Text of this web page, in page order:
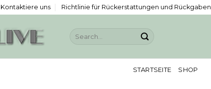
Kontaktiere uns Richtlinie für Rückerstattungen und Rückgaben
STARTSEITE SHOP